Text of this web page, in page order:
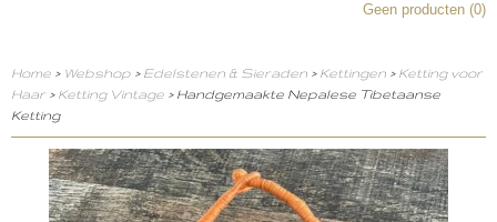
Geen producten (0)
Home > Webshop > Edelstenen & Sieraden > Kettingen > Ketting voor
Haar > Ketting Vintage > Handgemaakte Nepalese Tibetaanse
Ketting